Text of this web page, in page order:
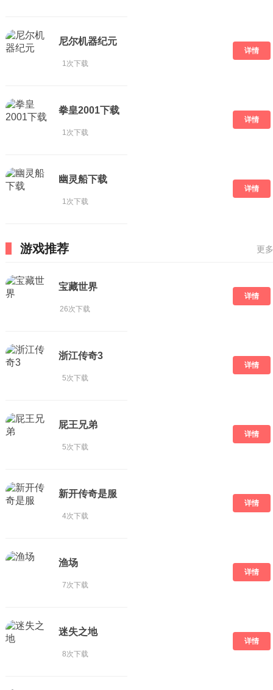
尼尔机器纪元
1次下载
详情
拳皇2001下载
1次下载
详情
幽灵船下载
1次下载
详情
游戏推荐 更
宝藏世界
26次下载
详情
浙江传奇3
5次下载
详情
屁王兄弟
5次下载
详情
新开传奇是服
4次下载
详情
渔场
7次下载
详情
迷失之地
8次下载
详情